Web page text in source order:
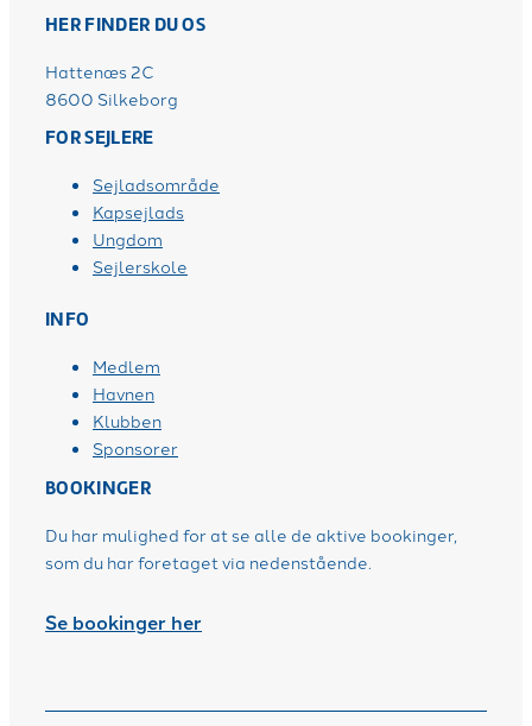
HER FINDER DU OS
Hattenæs 2C
8600 Silkeborg
FOR SEJLERE
Sejladsområde
Kapsejlads
Ungdom
Sejlerskole
INFO
Medlem
Havnen
Klubben
Sponsorer
BOOKINGER
Du har mulighed for at se alle de aktive bookinger,
som du har foretaget via nedenstående.
Se bookinger her